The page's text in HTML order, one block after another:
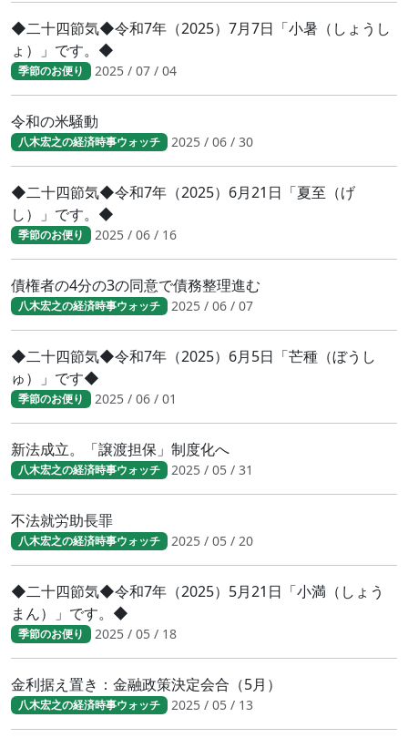
◆二十四節気◆令和7年（2025）7月7日「小暑（しょうし
ょ）」です。◆
季節のお便り 2025 / 07 / 04
令和の米騒動
八木宏之の経済時事ウォッチ 2025 / 06 / 30
◆二十四節気◆令和7年（2025）6月21日「夏至（げ
し）」です。◆
季節のお便り 2025 / 06 / 16
債権者の4分の3の同意で債務整理進む
八木宏之の経済時事ウォッチ 2025 / 06 / 07
◆二十四節気◆令和7年（2025）6月5日「芒種（ぼうし
ゅ）」です◆
季節のお便り 2025 / 06 / 01
新法成立。「譲渡担保」制度化へ
八木宏之の経済時事ウォッチ 2025 / 05 / 31
不法就労助長罪
八木宏之の経済時事ウォッチ 2025 / 05 / 20
◆二十四節気◆令和7年（2025）5月21日「小満（しょう
まん）」です。◆
季節のお便り 2025 / 05 / 18
金利据え置き：金融政策決定会合（5月）
八木宏之の経済時事ウォッチ 2025 / 05 / 13